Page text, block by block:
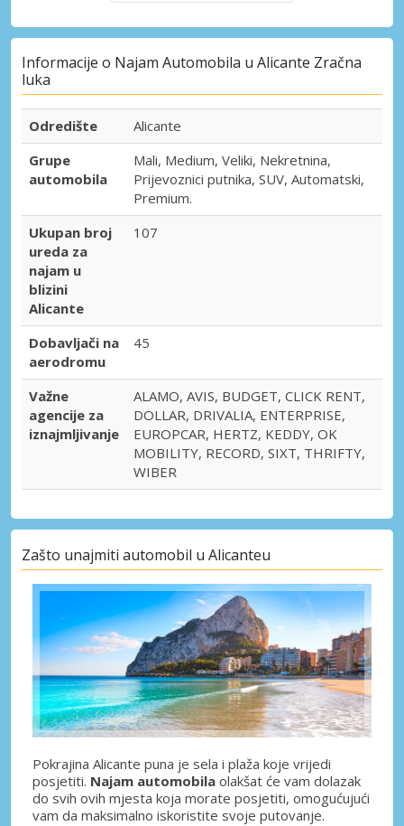
Informacije o Najam Automobila u Alicante Zračna
luka
Odredište
Alicante
Grupe
automobila
Mali, Medium, Veliki, Nekretnina,
Prijevoznici putnika, SUV, Automatski,
Premium.
Ukupan broj
ureda za
najam u
blizini
Alicante
107
Dobavljači na
aerodromu
45
Važne
agencije za
iznajmljivanje
ALAMO, AVIS, BUDGET, CLICK RENT,
DOLLAR, DRIVALIA, ENTERPRISE,
EUROPCAR, HERTZ, KEDDY, OK
MOBILITY, RECORD, SIXT, THRIFTY,
WIBER
Zašto unajmiti automobil u Alicanteu
Pokrajina Alicante puna je sela i plaža koje vrijedi
posjetiti. Najam automobila olakšat će vam dolazak
do svih ovih mjesta koja morate posjetiti, omogućujući
vam da maksimalno iskoristite svoje putovanje.